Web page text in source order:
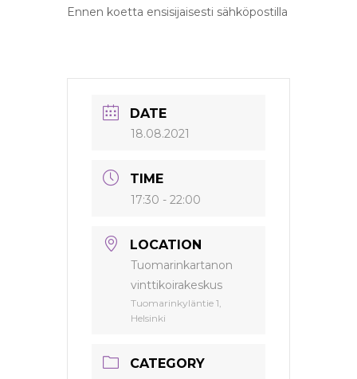
Ennen koetta ensisijaisesti sähköpostilla
DATE
18.08.2021
TIME
17:30 - 22:00
LOCATION
Tuomarinkartanon
vinttikoirakeskus
Tuomarinkyläntie 1,
Helsinki
CATEGORY